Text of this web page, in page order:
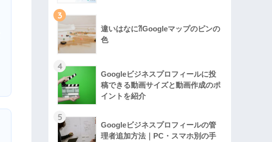
3
違いはなに⁈Googleマップのピンの
色
4
Googleビジネスプロフィールに投
稿できる動画サイズと動画作成のポ
イントを紹介
5
Googleビジネスプロフィールの管
理者追加方法｜PC・スマホ別の手